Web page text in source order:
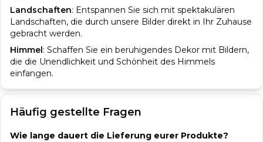
Landschaften: Entspannen Sie sich mit spektakulären
Landschaften, die durch unsere Bilder direkt in Ihr Zuhause
gebracht werden.
Himmel: Schaffen Sie ein beruhigendes Dekor mit Bildern,
die die Unendlichkeit und Schönheit des Himmels
einfangen.
Häufig gestellte Fragen
Wie lange dauert die Lieferung eurer Produkte?